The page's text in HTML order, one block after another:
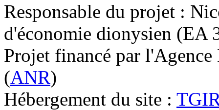
Responsable du projet :
d'économie dionysien
Projet financé par l'Agence
(ANR)
Hébergement du site :